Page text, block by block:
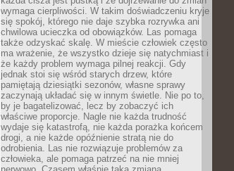
wymaga cierpliwości. W takim doświadczeniu kryje
się spokój, którego nie daje szybka rozrywka ani
chwilowa ucieczka od obowiązków. Las pomaga
także odzyskać skalę. W mieście człowiek często
ma wrażenie, że wszystko dzieje się natychmiast i
że każdy problem wymaga pilnej reakcji. Gdy
jednak stoi się wśród starych drzew, które
pamiętają dziesiątki sezonów, własne sprawy
zaczynają układać się w innym świetle. Nie po to,
by je bagatelizować, lecz by zobaczyć ich
właściwe proporcje. Nagle nie każda trudność
wydaje się katastrofą, nie każda porażka końcem
drogi, a nie każde opóźnienie stratą nie do
odrobienia. Las nie rozwiązuje problemów za
człowieka, ale pomaga patrzeć na nie mniej